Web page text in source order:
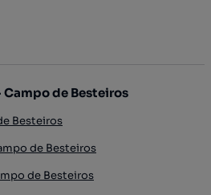
de Besteiros
Besteiros
de Besteiros
de Besteiros